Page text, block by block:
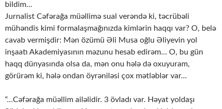
bildim…
Jurnalist Cəfərağa müəllimə sual verəndə ki, təcrübəli
mühəndis kimi formalaşmağınızda kimlərin haqqı var? O, belə
cavab vermişdir: Mən özümü Əli Musa oğlu Əliyevin yol
inşaatı Akademiyasının məzunu hesab edirəm… O, bu gün
haqq dünyasında olsa da, mən onu hələ də oxuyuram,
görürəm ki, hələ ondan öyrəniləsi çox mətləblər var…
“…Cəfərağa müəllim ailəlidir. 3 övladı var. Həyat yoldaşı